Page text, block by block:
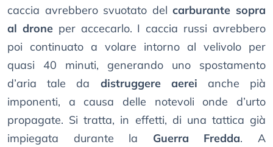
caccia avrebbero svuotato delcarburante sopra
al droneper accecarlo. I caccia russi avrebbero
poi continuato a volare intorno al velivolo per
quasi 40 minuti, generando uno spostamento
d’aria tale da distruggere aerei anche pià
imponenti, a causa delle notevoli onde d’urto
propagate. Si tratta, in effetti, di una tattica già
impiegata durante la Guerra Fredda. A